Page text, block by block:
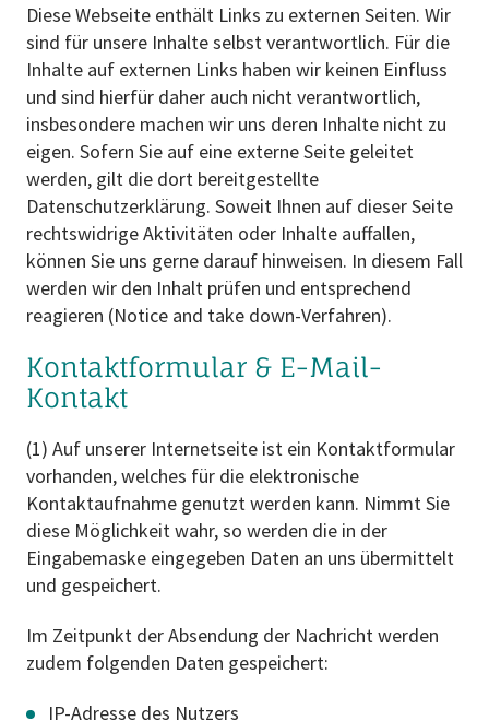
Diese Webseite enthält Links zu externen Seiten. Wir
sind für unsere Inhalte selbst verantwortlich. Für die
Inhalte auf externen Links haben wir keinen Einfluss
und sind hierfür daher auch nicht verantwortlich,
insbesondere machen wir uns deren Inhalte nicht zu
eigen. Sofern Sie auf eine externe Seite geleitet
werden, gilt die dort bereitgestellte
Datenschutzerklärung. Soweit Ihnen auf dieser Seite
rechtswidrige Aktivitäten oder Inhalte auffallen,
können Sie uns gerne darauf hinweisen. In diesem Fall
werden wir den Inhalt prüfen und entsprechend
reagieren (Notice and take down-Verfahren).
Kontaktformular & E-Mail-
Kontakt
(1) Auf unserer Internetseite ist ein Kontaktformular
vorhanden, welches für die elektronische
Kontaktaufnahme genutzt werden kann. Nimmt Sie
diese Möglichkeit wahr, so werden die in der
Eingabemaske eingegeben Daten an uns übermittelt
und gespeichert.
Im Zeitpunkt der Absendung der Nachricht werden
zudem folgenden Daten gespeichert:
IP-Adresse des Nutzers